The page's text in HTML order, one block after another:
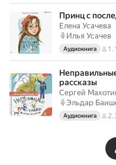
Принц с
Елена Усачева
Илья Усачев
Аудиокнига
рассказы
Сергей
Эльдар
Аудиокнига